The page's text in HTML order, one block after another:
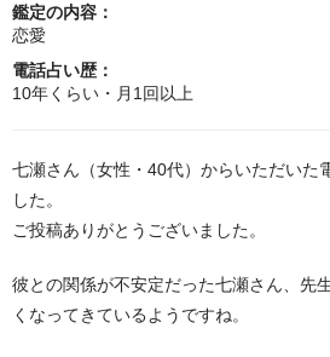
鑑定の内容：
恋愛
電話占い歴：
10年くらい・月1回以上
七瀬さん（女性・40代）からいただいた
した。
ご投稿ありがとうございました。
彼との関係が不安定だった七瀬さん、先
くなってきているようですね。